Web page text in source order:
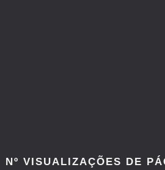
Nº VISUALIZAÇÕES DE